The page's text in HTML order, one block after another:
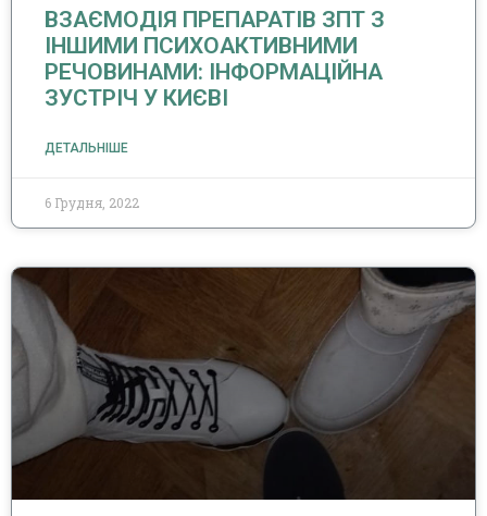
ВЗАЄМОДІЯ ПРЕПАРАТІВ ЗПТ З
ІНШИМИ ПСИХОАКТИВНИМИ
РЕЧОВИНАМИ: ІНФОРМАЦІЙНА
ЗУСТРІЧ У КИЄВІ
ДЕТАЛЬНІШЕ
6 Грудня, 2022